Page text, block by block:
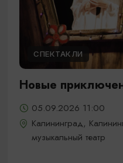
СПЕКТАКЛИ
Новые
05.09.2026 11:00
Калининград,
музыкальный театр